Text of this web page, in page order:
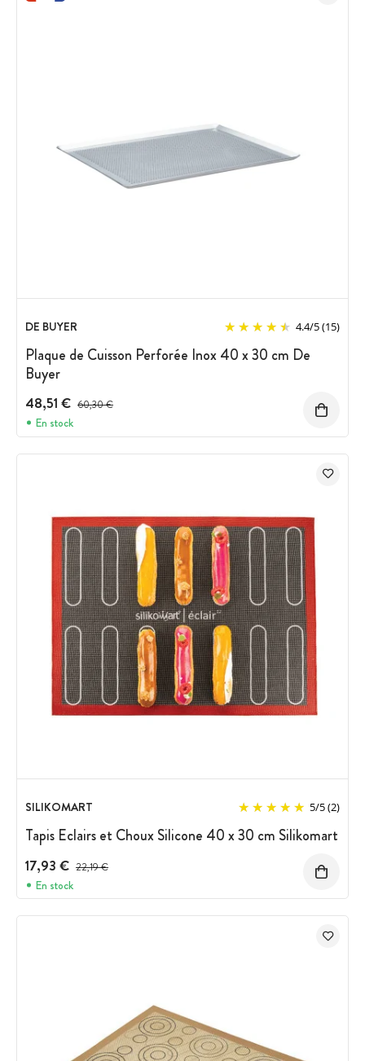
DE BUYER 4.4/5(15)
Plaque de Cuisson Perforée Inox 40 x 30 cm De
Buyer
48,51 € Prix avant réduction :
60,30 €
En stock
SILIKOMART 5/5(2)
Tapis Eclairs et Choux Silicone 40 x 30 cm Silikomart
17,93 € Prix avant réduction :
22,19 €
En stock